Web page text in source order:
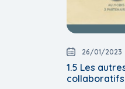
26/01/2023
1.5 Les